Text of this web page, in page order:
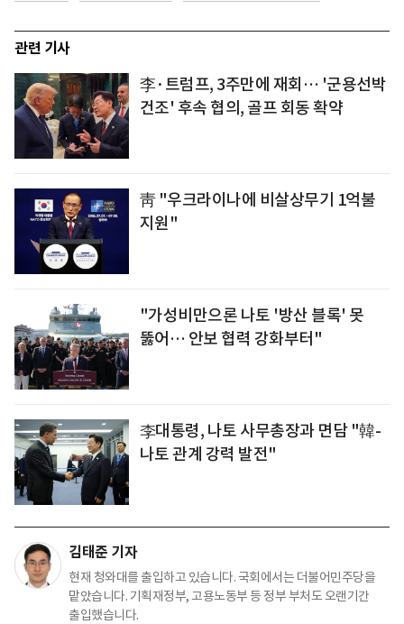
관련 기사
李·트럼프, 3주만에 재회… '군용선박
건조' 후속 협의, 골프 회동 확약
靑 "우크라이나에 비살상무기 1억불
지원"
"가성비만으론 나토 '방산 블록' 못
뚫어… 안보 협력 강화부터"
李대통령, 나토 사무총장과 면담 "韓-
나토 관계 강력 발전"
김태준 기자
현재 청와대를 출입하고 있습니다. 국회에서는 더불어민주당을
맡았습니다. 기획재정부, 고용노동부 등 정부 부처도 오랜기간
출입했습니다.